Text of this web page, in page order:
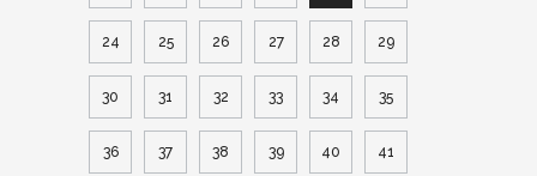
24 25 26 27 28 29
30 31 32 33 34 35
36 37 38 39 40 41